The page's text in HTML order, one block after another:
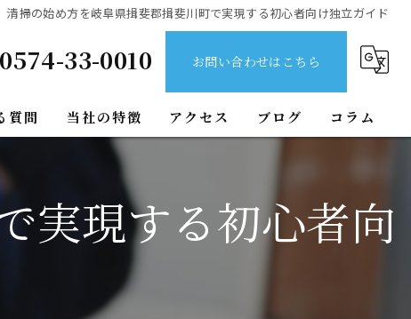
清掃の始め方を岐阜県揖斐郡揖斐川町で実現する初心者向け独立ガイド
0574-33-0010 お問い合わせはこちら
質問 当社の特徴
貯水槽
新築美装
アクセス ブログ コラム
実現する初心者向